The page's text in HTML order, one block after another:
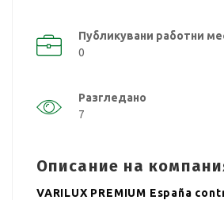
Публикувани работни
0
Разгледано
7
Описание на
VARILUX PREMIUM España